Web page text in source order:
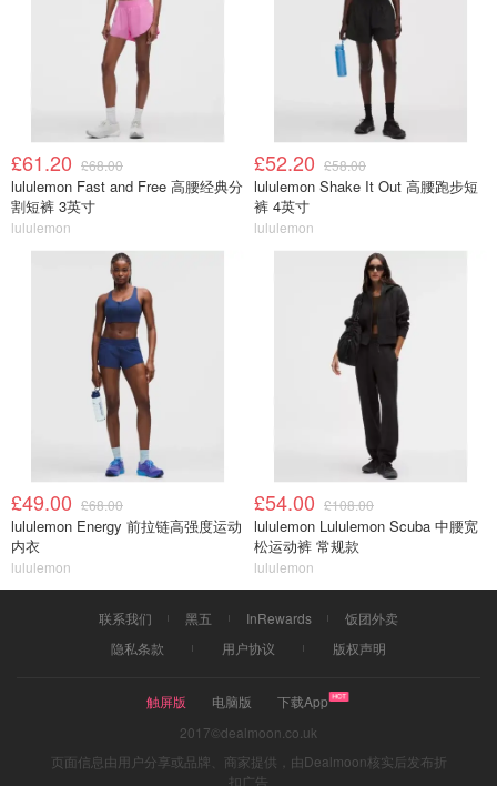
£61.20 £68.00
lululemon Fast and Free 高腰经典分
割短裤 3英寸
lululemon
£52.20 £58.00
lululemon Shake It Out 高腰跑步短
裤 4英寸
lululemon
£49.00 £68.00
lululemon Energy 前拉链高强度运动
内衣
lululemon
£54.00 £108.00
lululemon Lululemon Scuba 中腰宽
松运动裤 常规款
lululemon
联系我们 黑五 InRewards
饭团外卖
隐私条款
用户协议 版权声明
触屏版 电脑版
下载App
2017©dealmoon.co.uk
页面信息由用户分享或品牌、商家提供，由Dealmoon核实后发布折
扣广告